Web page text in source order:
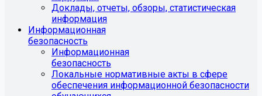
Доклады, отчеты, обзоры, статистическая
информация
Информационная
безопасность
Информационная
безопасность
Локальные нормативные акты в сфере
обеспечения информационной безопасности